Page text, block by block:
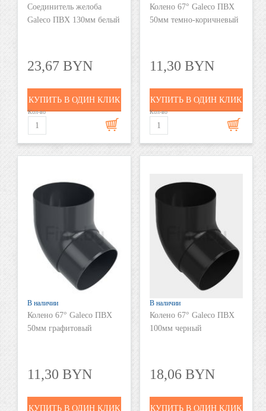
Соединитель желоба
Galeco ПВХ 130мм белый
23,67 BYN
Кол-во
КУПИТЬ В ОДИН КЛИК
Колено 67° Galeco ПВХ
50мм темно-коричневый
11,30 BYN
Кол-во
КУПИТЬ В ОДИН КЛИК
В наличии
Колено 67° Galeco ПВХ
50мм графитовый
11,30 BYN
КУПИТЬ В ОДИН КЛИК
В наличии
Колено 67° Galeco ПВХ
100мм черный
18,06 BYN
КУПИТЬ В ОДИН КЛИК